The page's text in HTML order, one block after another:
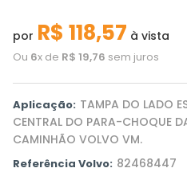
por R$ 118,57 à vista
Ou 6x de R$ 19,76 sem juros
Aplicação: TAMPA DO LADO
CENTRAL DO PARA-CHOQUE
CAMINHÃO VOLVO VM.
Referência Volvo: 82468447